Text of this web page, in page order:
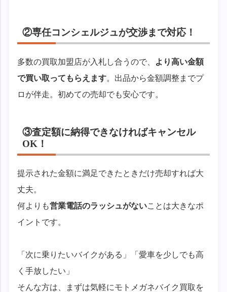
②専任コンシェルジュが交渉まで対応！
多数の買取加盟店が入札し合うので、 より高い金額
で買い取ってもらえます。出品から金額調整までプ
ロが伴走。初めての売却でも安心です。
③査定額に納得できなければキャンセル
OK！
提示された金額に満足できたときだけ売却すれば大
丈夫。
何よりも営業電話のラッシュがないことは大きなポ
イントです。
「次に乗りたいバイクがある」「愛車を少しでも高
く手放したい」
そんな方は、まずは気軽にモトメガネバイク買取を